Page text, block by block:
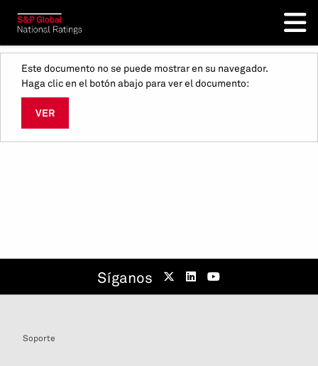
Este documento no se puede mostrar en su navegador.
Haga clic en el botón abajo para ver el documento:
VER
Síganos
Soporte